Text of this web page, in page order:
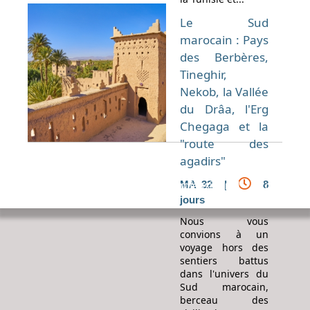
Le Sud
marocain : Pays
des Berbères,
Tineghir,
Nekob, la Vallée
du Drâa, l'Erg
Chegaga et la
"route des
agadirs"
MA 32 |
8
jours
Nous vous
convions à un
voyage hors des
sentiers battus
dans l'univers du
Sud marocain,
berceau des
Espace professionnel Contact